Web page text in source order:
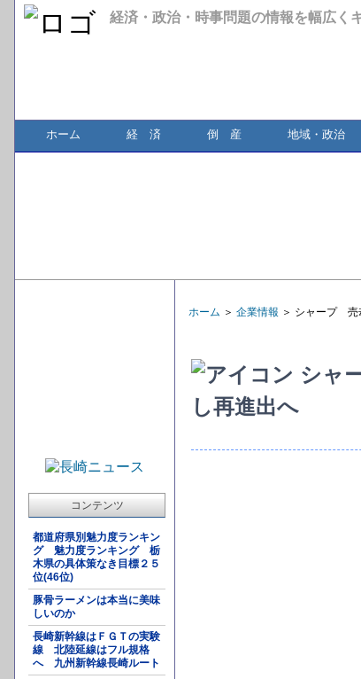
経済・政治・時事問題の情報を幅広く
ホーム 経 済 倒 産 地域・政治
コンテンツ
都道府県別魅力度ランキン
グ 魅力度ランキング 栃
木県の具体策なき目標２５
位(46位)
豚骨ラーメンは本当に美味
しいのか
長崎新幹線はＦＧＴの実験
線 北陸延線はフル規格
へ 九州新幹線長崎ルート
ホーム ＞ 企業情報 ＞ シャープ 売
シャ
し再進出へ